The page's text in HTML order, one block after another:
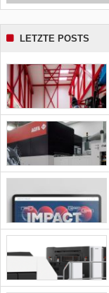
LETZTE POSTS